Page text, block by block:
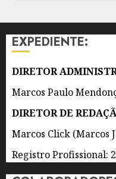
DE
0
EXPEDIENTE:
DIRETOR
Marcos Paulo
DIRETOR DE
Marcos Click (Marcos
Registro Profissional: